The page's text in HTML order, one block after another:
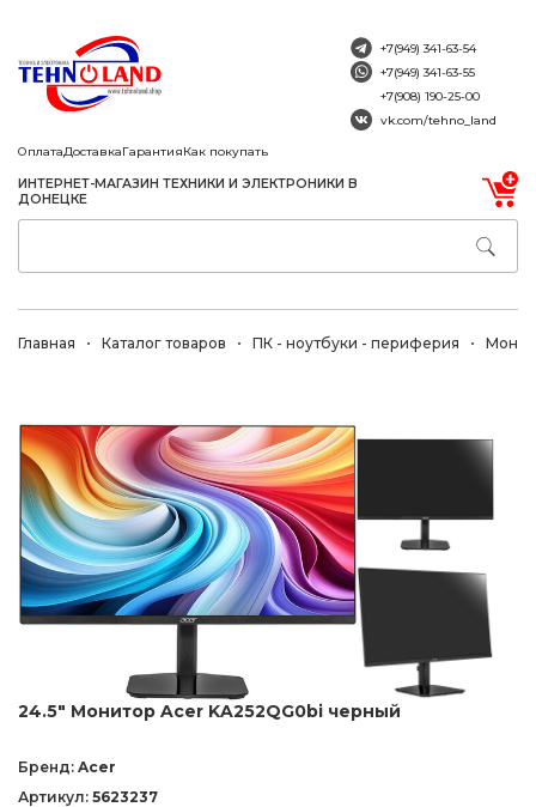
ОплатаДоставкаГарантияКак покупать
ИНТЕРНЕТ-МАГАЗИН ТЕХНИКИ И ЭЛЕКТРОНИКИ В
ДОНЕЦКЕ
+7(949) 341-63-54
+7(949) 341-63-55
+7(908) 190-25-00
vk.com/tehno_land
Главная Каталог товаров ПК - ноутбуки - периферия
24.5" Монитор Acer KA252QG0bi черный
Бренд: Acer
Артикул: 5623237